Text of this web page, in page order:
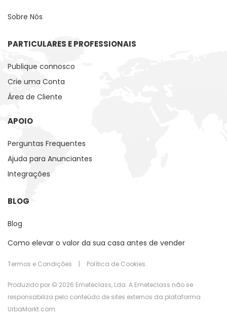
Sobre Nós
PARTICULARES E PROFESSIONAIS
Publique connosco
Crie uma Conta
Área de Cliente
APOIO
Perguntas Frequentes
Ajuda para Anunciantes
Integrações
BLOG
Blog
Como elevar o valor da sua casa antes de vender
Termos e Condições | Política de Cookies
Produzido por © 2026 Emeteclass, Lda. A Emeteclass não se
responsabiliza pelo conteúdo de sites externos da plataforma
UrbaMarkt.com.